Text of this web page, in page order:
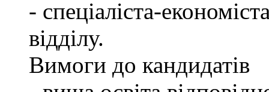
- спеціаліста-
відділу.
Вимоги до кандидатів